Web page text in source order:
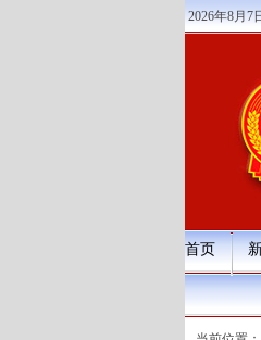
2026年8月7
首页